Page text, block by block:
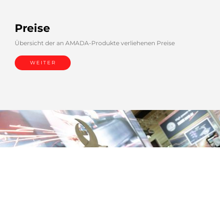
Preise
Übersicht der an AMADA-Produkte verliehenen Preise
WEITER